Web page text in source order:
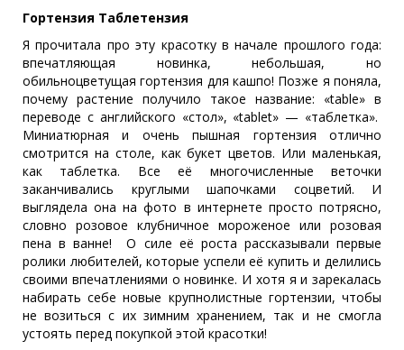
Гортензия Таблетензия
Я прочитала про эту красотку в начале прошлого года:
впечатляющая новинка, небольшая, но
обильноцветущая гортензия для кашпо! Позже я поняла,
почему растение получило такое название: «table» в
переводе с английского «стол», «tablet» — «таблетка».
Миниатюрная и очень пышная гортензия отлично
смотрится на столе, как букет цветов. Или маленькая,
как таблетка. Все её многочисленные веточки
заканчивались круглыми шапочками соцветий. И
выглядела она на фото в интернете просто потрясно,
словно розовое клубничное мороженое или розовая
пена в ванне! О силе её роста рассказывали первые
ролики любителей, которые успели её купить и делились
своими впечатлениями о новинке. И хотя я и зарекалась
набирать себе новые крупнолистные гортензии, чтобы
не возиться с их зимним хранением, так и не смогла
устоять перед покупкой этой красотки!